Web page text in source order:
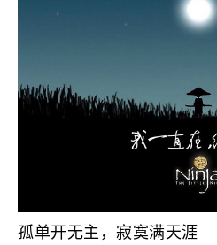
孤单开无主，寂寞满天涯